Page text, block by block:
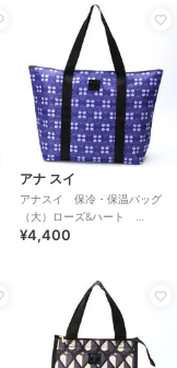
アナ スイ
アナスイ 保冷・保温バッグ
（大）ローズ&ハート
【ANNA SUI】
¥4,400